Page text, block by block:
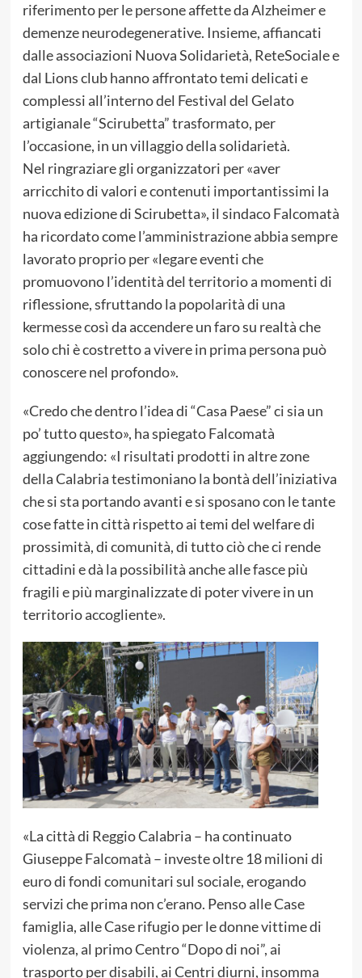
riferimento per le persone affette da Alzheimer e
demenze neurodegenerative. Insieme, affiancati
dalle associazioni Nuova Solidarietà, ReteSociale e
dal Lions club hanno affrontato temi delicati e
complessi all’interno del Festival del Gelato
artigianale “Scirubetta” trasformato, per
l’occasione, in un villaggio della solidarietà.
Nel ringraziare gli organizzatori per «aver
arricchito di valori e contenuti importantissimi la
nuova edizione di Scirubetta», il sindaco Falcomatà
ha ricordato come l’amministrazione abbia sempre
lavorato proprio per «legare eventi che
promuovono l’identità del territorio a momenti di
riflessione, sfruttando la popolarità di una
kermesse così da accendere un faro su realtà che
solo chi è costretto a vivere in prima persona può
conoscere nel profondo».
«Credo che dentro l’idea di “Casa Paese” ci sia un
po’ tutto questo», ha spiegato Falcomatà
aggiungendo: «I risultati prodotti in altre zone
della Calabria testimoniano la bontà dell’iniziativa
che si sta portando avanti e si sposano con le tante
cose fatte in città rispetto ai temi del welfare di
prossimità, di comunità, di tutto ciò che ci rende
cittadini e dà la possibilità anche alle fasce più
fragili e più marginalizzate di poter vivere in un
territorio accogliente».
«La città di Reggio Calabria – ha continuato
Giuseppe Falcomatà – investe oltre 18 milioni di
euro di fondi comunitari sul sociale, erogando
servizi che prima non c’erano. Penso alle Case
famiglia, alle Case rifugio per le donne vittime di
violenza, al primo Centro “Dopo di noi”, ai
trasporto per disabili, ai Centri diurni, insomma